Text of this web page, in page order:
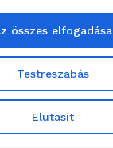
Testreszabás
Elutasít
összes elfogadása